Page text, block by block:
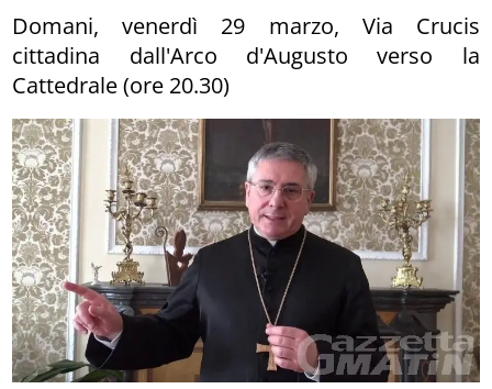
Domani, venerdì 29 marzo, Via Crucis
cittadina dall'Arco d'Augusto verso la
Cattedrale (ore 20.30)